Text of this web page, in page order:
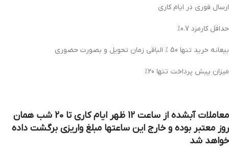
ارسال فوری در ایام کاری
حداقل کارمزد 0.7%
بیعانه خرید تنها 50 % الباقی زمان تحویل و بصورت حضوری
میزان پیش پرداخت تنها 20%
معاملات آبشده از ساعت 12 ظهر ایام کاری تا 20 شب همان
روز معتبر بوده و خارج این ساعتها مبلغ واریزی برگشت داده
خواهد شد